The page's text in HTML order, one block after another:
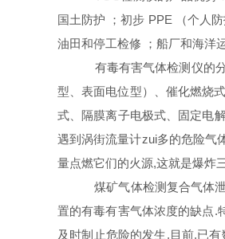
国土防护 ；初步 PPE （个人
油田和停工检修 ；船厂和海洋
有毒有害气体检测仪的
型、表面电位型）、催化燃烧
式、隔膜离子电极式、固定电
遇到涡街流量计zui多的危险气
量点燃它们的火源,这就是爆炸
煤矿气体检测复合气体
置的有毒有害气体浓度的缺点.
及时制止危险的发生.目前,已